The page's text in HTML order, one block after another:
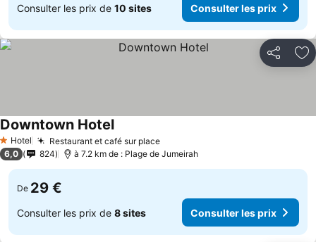
Consulter les prix de 10 sites Consulter les prix
Partager
1 Étoiles
Hotel Restaurant et café sur placeConsulter les prix
Downtown HotelConsulter les prix
6,0 824 à 7.2 km de : Plage de Jumeirah
De 29 €
Consulter les prix de 8 sites Consulter les prix